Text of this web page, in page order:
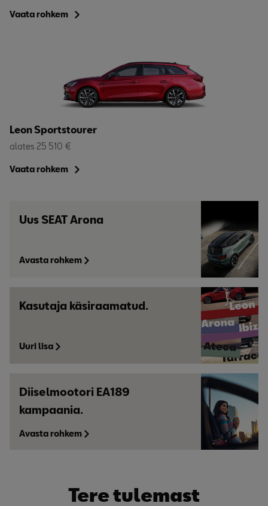
Vaata rohkem
Leon Sportstourer
alates 25 510 €
Vaata rohkem
Uus SEAT Arona
Avasta rohkem
Kasutaja käsiraamatud.
Uuri lisa
Diiselmootori EA189
kampaania.
Avasta rohkem
Tere tulemast